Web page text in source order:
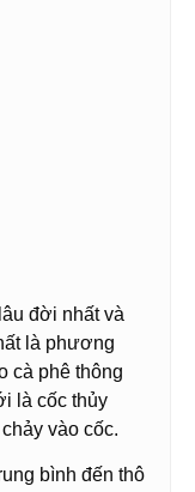
đời nhất và
là phương
cà phê thông
là cốc thủy
vào cốc.
bình đến thô